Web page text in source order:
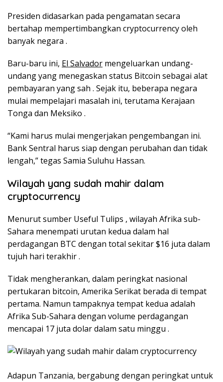
Presiden didasarkan pada pengamatan secara
bertahap mempertimbangkan cryptocurrency oleh
banyak negara .
Baru-baru ini, El Salvador mengeluarkan undang-
undang yang menegaskan status Bitcoin sebagai alat
pembayaran yang sah . Sejak itu, beberapa negara
mulai mempelajari masalah ini, terutama Kerajaan
Tonga dan Meksiko .
“Kami harus mulai mengerjakan pengembangan ini.
Bank Sentral harus siap dengan perubahan dan tidak
lengah,” tegas Samia Suluhu Hassan.
Wilayah yang sudah mahir dalam
cryptocurrency
Menurut sumber Useful Tulips , wilayah Afrika sub-
Sahara menempati urutan kedua dalam hal
perdagangan BTC dengan total sekitar $16 juta dalam
tujuh hari terakhir .
Tidak mengherankan, dalam peringkat nasional
pertukaran bitcoin, Amerika Serikat berada di tempat
pertama. Namun tampaknya tempat kedua adalah
Afrika Sub-Sahara dengan volume perdagangan
mencapai 17 juta dolar dalam satu minggu .
Adapun Tanzania, bergabung dengan peringkat untuk